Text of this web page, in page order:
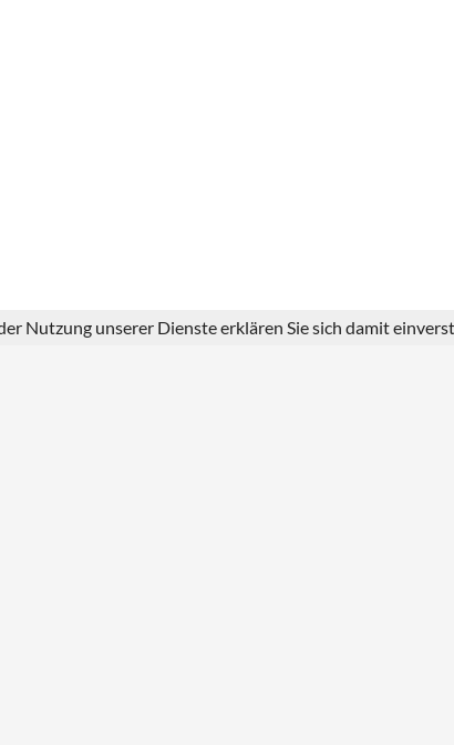
Nutzung unserer Dienste erklären Sie sich damit